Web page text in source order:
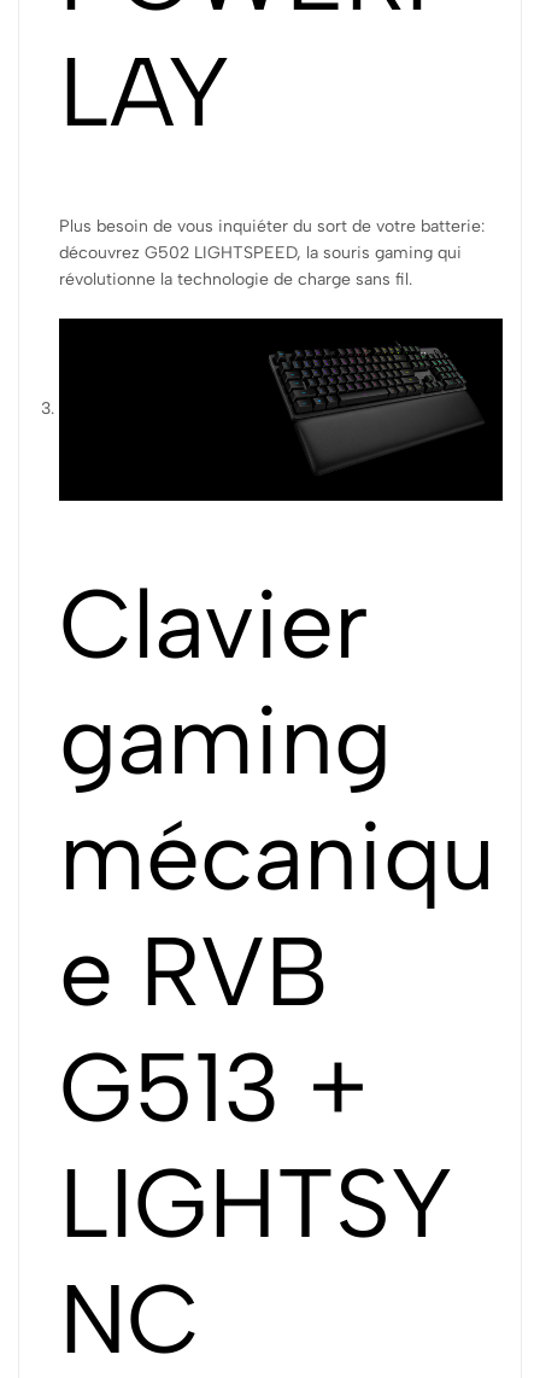
LAY
Plus besoin de vous inquiéter du sort de votre batterie:
découvrez G502 LIGHTSPEED, la souris gaming qui
révolutionne la technologie de charge sans fil.
Clavier
gaming
mécaniqu
e RVB
G513 +
LIGHTSY
NC